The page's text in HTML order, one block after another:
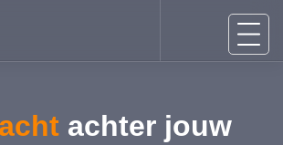
achter jouw